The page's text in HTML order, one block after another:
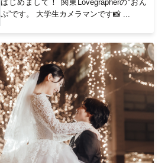
はじめまして！ 関東Lovegrapherの“おん
ぷ”です。 大学生カメラマンです📸 ...